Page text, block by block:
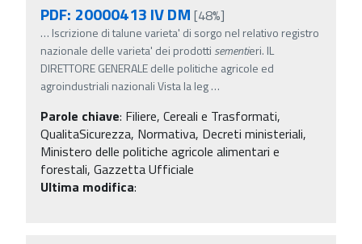
PDF: 20000413 IV DM [48%]
… Iscrizione di talune varieta' di sorgo nel relativo registro
nazionale delle varieta' dei prodotti sementieri. IL
DIRETTORE GENERALE delle politiche agricole ed
agroindustriali nazionali Vista la leg…
Parole chiave: Filiere, Cereali e Trasformati,
QualitaSicurezza, Normativa, Decreti ministeriali,
Ministero delle politiche agricole alimentari e
forestali, Gazzetta Ufficiale
Ultima modifica: